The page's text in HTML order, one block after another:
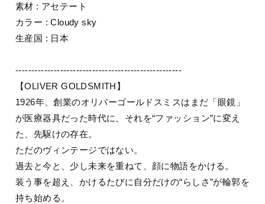
素材 : アセテート
カラー : Cloudy sky
生産国 : 日本
----------------------------------------------------
【OLIVER GOLDSMITH】
1926年、創業のオリバーゴールドスミスはまだ「眼鏡」
が医療器具だった時代に、それを“ファッション”に変え
た、先駆けの存在。
ただのヴィンテージではない。
過去と今と、少し未来を重ねて、顔に物語をかける。
装う事を超え、かけるたびに自分だけの“らしさ”が輪郭を
持ち始める。